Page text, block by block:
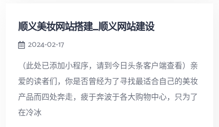
顺义美妆网站搭建_顺义网站建设
2024-02-17
（此处已添加小程序，请到今日头条客户端查看）亲
爱的读者们，你是否曾经为了寻找最适合自己的美妆
产品而四处奔走，疲于奔波于各大购物中心，只为了
在冷冰